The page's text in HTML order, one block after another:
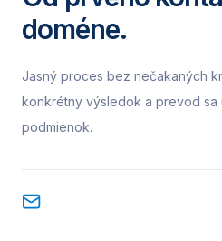
doméne.
Jasný proces bez nečakaných
konkrétny výsledok a prevod
podmienok.